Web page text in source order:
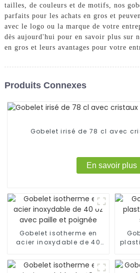
tailles, de couleurs et de motifs, nos
parfaits pour les achats en gros et
avec le logo ou la marque de votre
dès aujourd'hui pour en savoir plus sur
en gros et leurs avantages pour votre
Produits Connexes
Gobelet irisé de 78 cl avec
En savoir plus
Gobelet isotherme en
acier inoxydable de 40